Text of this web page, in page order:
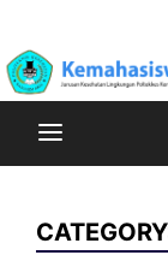
contentLingkungan